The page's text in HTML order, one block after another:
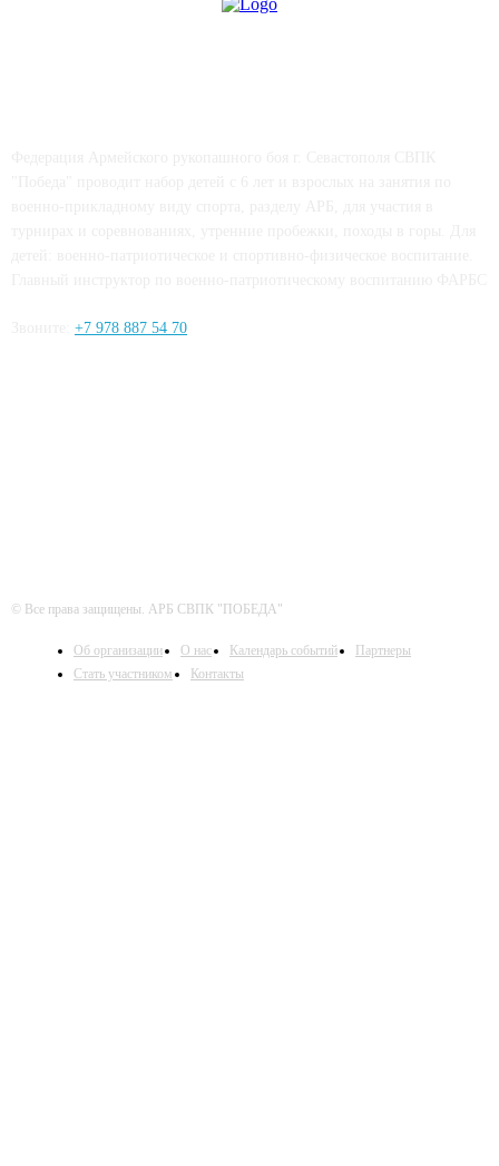
+7 978 887 54 70
© Все права защищены. АРБ СВПК "ПОБЕДА"
Об организации О нас Календарь событий
Партнеры
Стать участником
Контакты